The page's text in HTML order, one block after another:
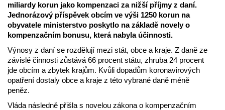
miliardy korun jako kompenzaci za nižší příjmy z daní.
Jednorázový příspěvek obcím ve výši 1250 korun na
obyvatele ministerstvo poskytlo na základě novely o
kompenzačním bonusu, která nabyla účinnosti.
Výnosy z daní se rozdělují mezi stát, obce a kraje. Z daně ze
závislé činnosti zůstává 66 procent státu, zhruba 24 procent
jde obcím a zbytek krajům. Kvůli dopadům koronavirových
opatření dostaly obce a kraje z této vybrané daně méně
peněz.
Vláda následně přišla s novelou zákona o kompenzačním